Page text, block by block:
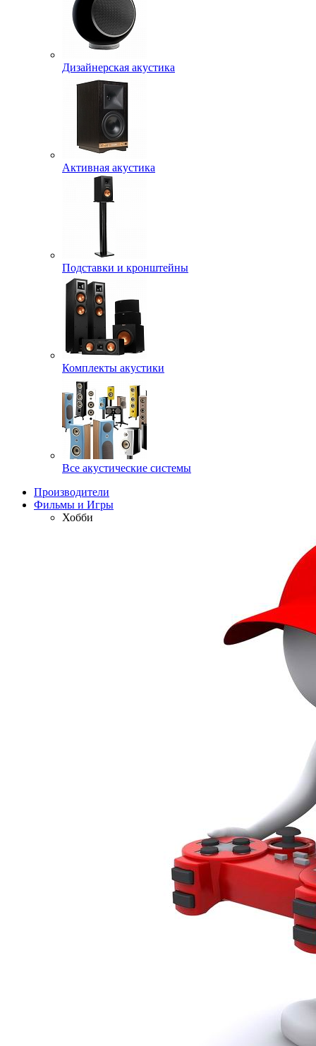
Дизайнерская акустика
Активная акустика
Подставки и кронштейны
Комплекты акустики
Все акустические системы
Производители
Фильмы и Игры
Хобби